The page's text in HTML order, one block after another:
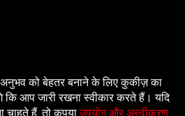
Rights Reserved. Designedby Lets
को बेहतर बनाने के लिए कुकीज़ का
कि आप जारी रखना स्वीकार करते हैं। यदि
चाहते हैं, तो कृपयाउपयोग और अस्वीकरण